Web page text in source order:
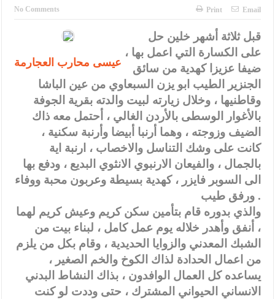
النواب يقر مشروع تعديل قانون الملكية العقارية
القاضي يلتقي رؤساء تحرير الصحف اليومية ويؤكد حرص مجلس النواب
على شراكة فاعلة مع الإعلام
دعوة المكلفين بخدمة العلم (الدفعة الثالثة) إلى مراجعة منصة خدمة
العلم
الملك يلتقي مجموعة من رفاق السلاح
الملك يتلقى اتصالا هاتفيا من العاهل البحريني
القاضي محمود أحمد فريحات.. مبارك ومزيدا من التوفيق
No Comments Print Email
عيسى محارب العجارمة
على الكسارة التي اعمل بها ،
ضيفا عزيزا كهدية من سائق
الجنزير الطيب ابو يزن السبعاوي من عين الباشا
وقاطنيها ، وخلال زيارته لبيت والدته بقرية الجوفة
بالأغوار الوسطى بالأردن الغالي ، أحتمل معه ذاك
الضيف وزوجته ، وهما أرنبا أبيضا وأرنبة سكنية ،
كانت على وشك التناسل والاخصاب ، ارنبة اية
بالجمال ، والفيعان الارنبوي الانثوي البديع ، ودفع بها
الى السوبر فايزر ، كهدية بسيطة وعربون محبة ووفاء
ورفق طيب .
والذي بدوره قام بتأمين سكن كريم وعيش كريم لهما
، أنفق وأهدر خلاله يوم عمل كامل ، لبناء بيت من
الشبك المعدني والزوايا الحديدية ، وقام بكل من يلزم
من اعمال الحدادة لذاك الكوخ والخم الصغير ،
يساعده كل العمال الوافدون ، بذاك النشاط البدني
الانساني الحيواني المشترك ، حتى وددت لو كنت